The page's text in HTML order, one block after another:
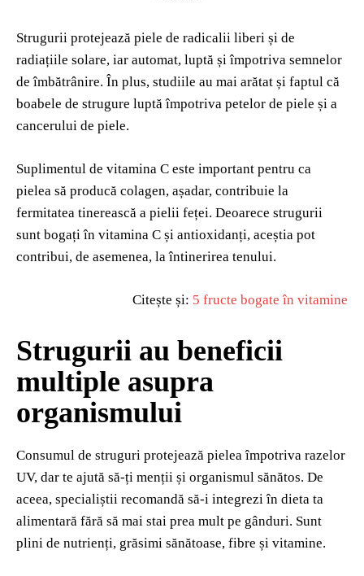
Strugurii protejează piele de radicalii liberi și de
radiațiile solare, iar automat, luptă și împotriva semnelor
de îmbătrânire. În plus, studiile au mai arătat și faptul că
boabele de strugure luptă împotriva petelor de piele și a
cancerului de piele.
Suplimentul de vitamina C este important pentru ca
pielea să producă colagen, așadar, contribuie la
fermitatea tinerească a pielii feței. Deoarece strugurii
sunt bogați în vitamina C și antioxidanți, aceștia pot
contribui, de asemenea, la întinerirea tenului.
Citește și: 5 fructe bogate în vitamine
Strugurii au beneficii
multiple asupra
organismului
Consumul de struguri protejează pielea împotriva razelor
UV, dar te ajută să-ți menții și organismul sănătos. De
aceea, specialiștii recomandă să-i integrezi în dieta ta
alimentară fără să mai stai prea mult pe gânduri. Sunt
plini de nutrienți, grăsimi sănătoase, fibre și vitamine.